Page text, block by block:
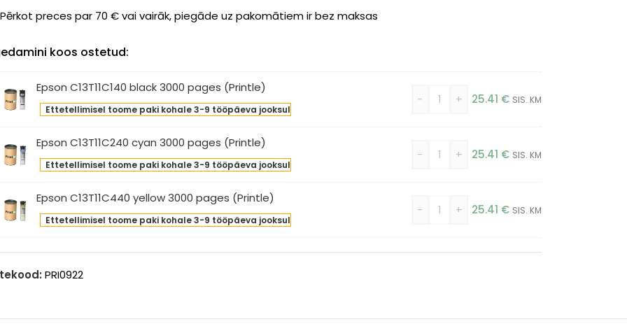
Pērkot preces par 70 € vai vairāk, piegāde uz pakomātiem ir bez maksas
koos ostetud:
Epson C13T11C140 black 3000 pages (Printle)
Ettetellimisel toome paki kohale 3-9 tööpäeva jooksul
- + 25.41 € SIS. KM
Epson C13T11C240 cyan 3000 pages (Printle)
Ettetellimisel toome paki kohale 3-9 tööpäeva jooksul
- + 25.41 € SIS. KM
Epson C13T11C440 yellow 3000 pages (Printle)
Ettetellimisel toome paki kohale 3-9 tööpäeva jooksul
- + 25.41 € SIS. KM
PRI0922